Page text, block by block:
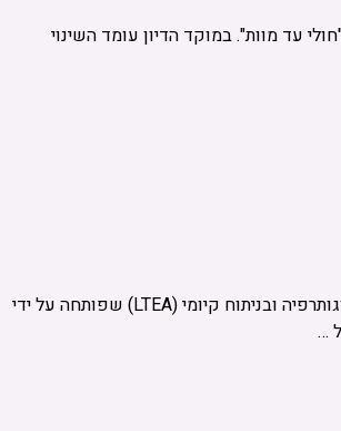
עד מוות". במוקד הדיון עומד השינוי
"הפעלה נואוגנית" – שיטת טיפול ייחודית לשינוי משמעותי בלוגותרפיה המאמר מציג את שיטת ההפעלה הנואוגנית (Noogenic Activation), גישה קלינית ייחודית בלוגותרפיה ובניתוח קיומי (LTEA) שפותחה על ידי
…